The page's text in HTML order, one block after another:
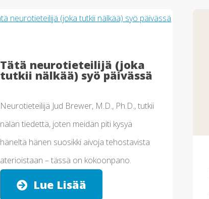
Tätä neurotieteilijä (joka
tutkii nälkää) syö päivässä
Neurotieteilijä Jud Brewer, M.D., Ph.D., tutkii
nälän tiedettä, joten meidän piti kysyä
häneltä hänen suosikki aivoja tehostavista
aterioistaan ​​– tässä on kokoonpano.
Lue Lisää